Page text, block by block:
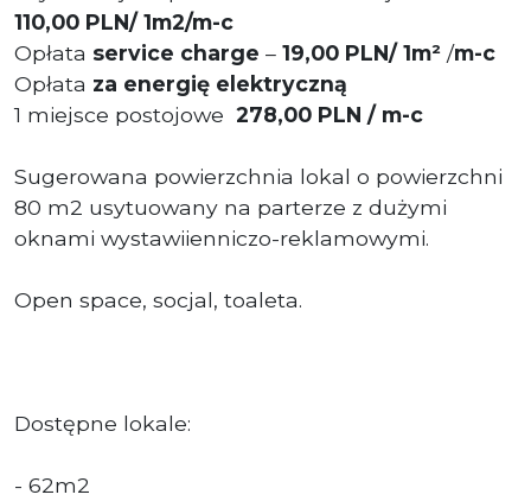
110,00 PLN/ 1m2/m-c
Opłata service charge – 19,00 PLN/ 1m² /m-c
Opłata za energię elektryczną
1 miejsce postojowe 278,00 PLN / m-c
Sugerowana powierzchnia lokal o powierzchni
80 m2 usytuowany na parterze z dużymi
oknami wystawiienniczo-reklamowymi.
Open space, socjal, toaleta.
Dostępne lokale:
- 62m2